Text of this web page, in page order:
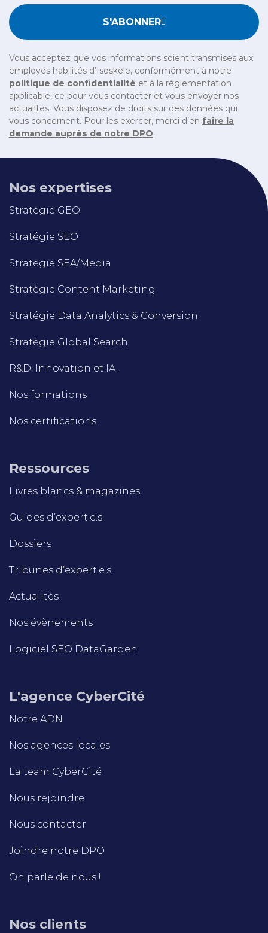
S'ABONNER
Vous acceptez que vos informations soient transmises aux
employés habilités d’Isoskèle, conformément à notre
politique de confidentialité et à la réglementation
applicable, ce pour vous contacter et vous envoyer nos
actualités. Vous disposez de droits sur des données qui
vous concernent. Pour les exercer, merci d’en faire la
demande auprès de notre DPO.
Nos expertises
Stratégie GEO
Stratégie SEO
Stratégie SEA/Media
Stratégie Content Marketing
Stratégie Data Analytics & Conversion
Stratégie Global Search
R&D, Innovation et IA
Nos formations
Nos certifications
Ressources
Livres blancs & magazines
Guides d’expert.e.s
Dossiers
Tribunes d’expert.e.s
Actualités
Nos évènements
Logiciel SEO DataGarden
L'agence CyberCité
Notre ADN
Nos agences locales
La team CyberCité
Nous rejoindre
Nous contacter
Joindre notre DPO
On parle de nous !
Nos clients